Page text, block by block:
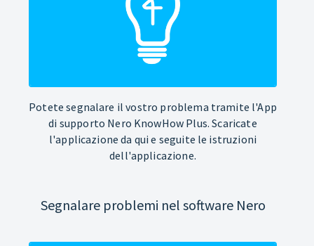
Potete segnalare il vostro problema tramite l'App
di supporto Nero KnowHow Plus. Scaricate
l'applicazione da qui e seguite le istruzioni
dell'applicazione.
Segnalare problemi nel software Nero